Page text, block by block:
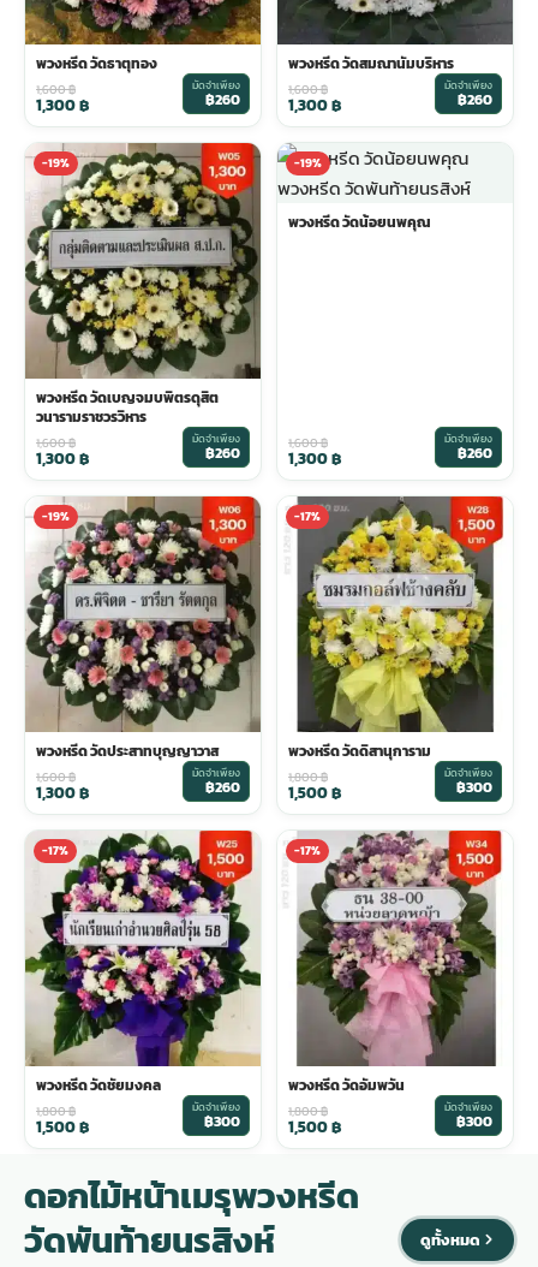
พวงหรีด วัดธาตุทอง
1,600฿
1,300฿
มัดจำเพียง
฿260
พวงหรีด วัดสมณานัมบริหาร
1,600฿
1,300฿
มัดจำเพียง
฿260
-19%
พวงหรีด วัดเบญจมบพิตรดุสิต
วนารามราชวรวิหาร
1,600฿
1,300฿
มัดจำเพียง
฿260
-19%
พวงหรีด วัดน้อยนพคุณ
1,600฿
1,300฿
มัดจำเพียง
฿260
-19%
พวงหรีด วัดประสาทบุญญาวาส
1,600฿
1,300฿
มัดจำเพียง
฿260
-17%
พวงหรีด วัดดิสานุการาม
1,800฿
1,500฿
มัดจำเพียง
฿300
-17%
พวงหรีด วัดชัยมงคล
1,800฿
1,500฿
มัดจำเพียง
฿300
-17%
พวงหรีด วัดอัมพวัน
1,800฿
1,500฿
มัดจำเพียง
฿300
ดอกไม้หน้าเมรุพวงหรีด
วัดพันท้ายนรสิงห์
ดูทั้งหมด